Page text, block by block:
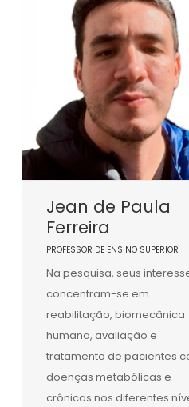
Jean de Paula
Ferreira
PROFESSOR DE ENSINO SUPERIOR
Na pesquisa, seus
concentram-se em
reabilitação, biomecânica
humana, avaliação e
tratamento de pacientes
doenças metabólicas e
crônicas nos diferentes